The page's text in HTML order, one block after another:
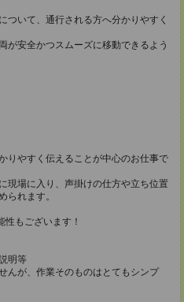
ついて、通行される方へ分かりやすく
が安全かつスムーズに移動できるよう
りやすく伝えることが中心のお仕事で
現場に入り、声掛けの仕方や立ち位置
られます。
もございます！
明等
んが、作業そのものはとてもシンプ